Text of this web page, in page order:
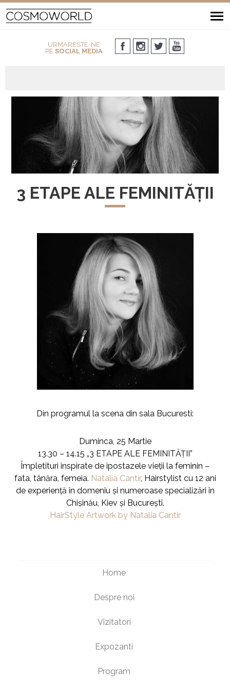
URMARESTE-NE
PE SOCIAL MEDIA
3 ETAPE ALE FEMINITĂȚII
Din programul la scena din sala Bucuresti:
Duminca, 25 Martie
13.30 – 14.15 „3 ETAPE ALE FEMINITĂȚII”
Împletituri inspirate de ipostazele vieții la feminin –
fata, tânăra, femeia. Natalia Cantir, Hairstylist cu 12 ani
de experiență în domeniu și numeroase specializări în
Chișinău, Kiev și București.
HairStyle Artwork by Natalia Cantir
Home
Despre noi
Vizitatori
Expozanti
Program